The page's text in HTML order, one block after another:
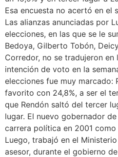
Esa encuesta no acertó en el
Las alianzas anunciadas por
elecciones, en las que se le
Bedoya, Gilberto Tobón,
Corredor, no se tradujeron en
intención de voto en la
elecciones fue muy marcado:
favorito con 24,8%, a ser el
que Rendón saltó del tercer
lugar. El nuevo gobernador
carrera política en 2001
Luego, trabajó en el
asesor, durante el gobierno